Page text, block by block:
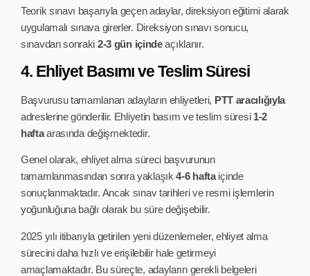
Teorik sınavı başarıyla geçen adaylar, direksiyon eğitimi alarak
uygulamalı sınava girerler. Direksiyon sınavı sonucu,
sınavdan sonraki 2-3 gün içindeaçıklanır.
4. Ehliyet Basımı ve Teslim Süresi
Başvurusu tamamlanan adayların ehliyetleri, PTT aracılığıyla
adreslerine gönderilir. Ehliyetin basım ve teslim süresi 1-2
haftaarasında değişmektedir.
Genel olarak, ehliyet alma süreci başvurunun
tamamlanmasından sonra yaklaşık4-6 haftaiçinde
sonuçlanmaktadır. Ancak sınav tarihleri ve resmi işlemlerin
yoğunluğuna bağlı olarak bu süre değişebilir.
2025 yılı itibarıyla getirilen yeni düzenlemeler, ehliyet alma
sürecini daha hızlı ve erişilebilir hale getirmeyi
amaçlamaktadır. Bu süreçte, adayların gerekli belgeleri